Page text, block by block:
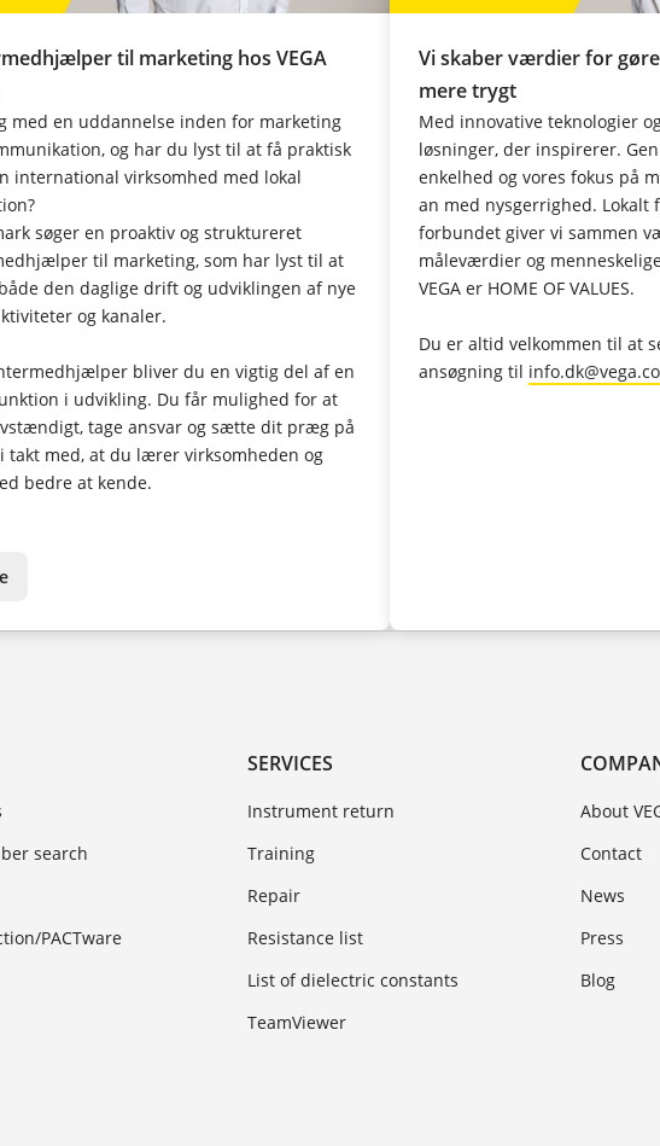
til marketing hos VEGA
med en uddannelse inden for marketing
og har du lyst til at få praktisk
international virksomhed med lokal
søger en proaktiv og struktureret
til marketing, som har lyst til at
den daglige drift og udviklingen af nye
og kanaler.
bliver du en vigtig del af en
i udvikling. Du får mulighed for at
tage ansvar og sætte dit præg på
takt med, at du lærer virksomheden og
bedre at kende.
Vi skaber værdier for
mere trygt
Med innovative teknologier
løsninger, der inspirerer.
enkelhed og vores fokus på
an med nysgerrighed. Lokalt
forbundet giver vi sammen
måleværdier og
VEGA er HOME OF VALUES.
Du er altid velkommen til at
ansøgning til
search
PACTware
SERVICES
Instrument return
Training
Repair
Resistance list
List of dielectric constants
TeamViewer
About
Contact
News
Press
Blog